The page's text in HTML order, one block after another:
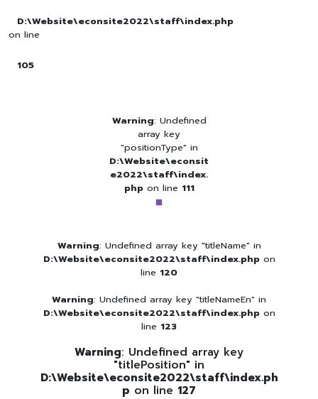
D:\Website\econsite2022\staff\index.php
on line
105
Warning: Undefined
array key
"positionType" in
D:\Website\econsit
e2022\staff\index.
phpon line 111
Warning: Undefined array key "titleName" in
D:\Website\econsite2022\staff\index.phpon
line 120
Warning: Undefined array key "titleNameEn" in
D:\Website\econsite2022\staff\index.phpon
line 123
Warning: Undefined array key
"titlePosition" in
D:\Website\econsite2022\staff\index.ph
p on line 127